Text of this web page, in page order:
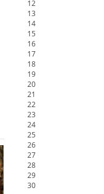
12
13
14
15
16
17
18
19
20
21
22
23
24
25
26
27
28
29
30